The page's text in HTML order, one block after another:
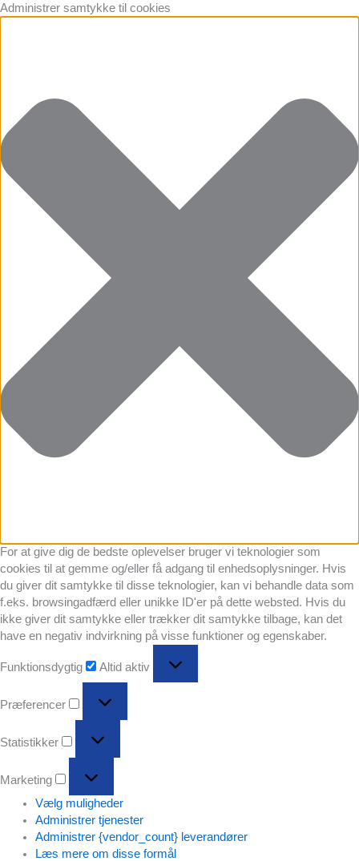
Administrer samtykke til cookies
For at give dig de bedste oplevelser bruger vi teknologier som
cookies til at gemme og/eller få adgang til enhedsoplysninger. Hvis
du giver dit samtykke til disse teknologier, kan vi behandle data som
f.eks. browsingadfærd eller unikke ID'er på dette websted. Hvis du
ikke giver dit samtykke eller trækker dit samtykke tilbage, kan det
have en negativ indvirkning på visse funktioner og egenskaber.
Funktionsdygtig
Altid aktiv
Præferencer
Statistikker
Marketing
Vælg muligheder
Administrer tjenester
Administrer {vendor_count} leverandører
Læs mere om disse formål